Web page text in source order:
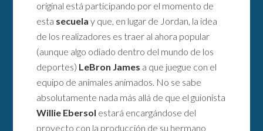
original está participando por el momento de
esta secuela y que, en lugar de Jordan, la idea
de los realizadores es traer al ahora popular
(aunque algo odiado dentro del mundo de los
deportes) LeBron James a que juegue con el
equipo de animales animados. No se sabe
absolutamente nada más allá de que el guionista
Willie Ebersol estará encargándose del
proyecto con la producción de su hermano